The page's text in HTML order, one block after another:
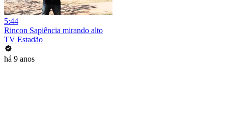
5:44
Rincon Sapiência mirando alto
TV Estadão
há 9 anos